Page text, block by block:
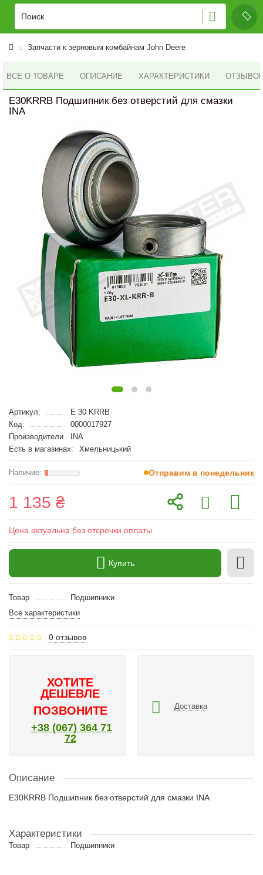
Запчасти к зерновым комбайнам John Deere
ВСЕ О ТОВАРЕ ОПИСАНИЕ ХАРАКТЕРИСТИКИ ОТЗЫВОВ
E30KRRB Подшипник без отверстий для смазки
INA
Артикул:
E 30 KRRB
Код:
0000017927
Производители
INA
Есть в магазинах:
Хмельницький
Отправим в понедельник
1 135 ₴
Цена актуальна без отсрочки оплаты
Купить
Товар
Подшипники
Все характеристики
0 отзывов
ХОТИТЕ
ДЕШЕВЛЕ
ПОЗВОНИТЕ
+38 (067) 364 71
72
Доставка
Описание
E30KRRB Подшипник без отверстий для смазки INA
Характеристики
Товар Подшипники